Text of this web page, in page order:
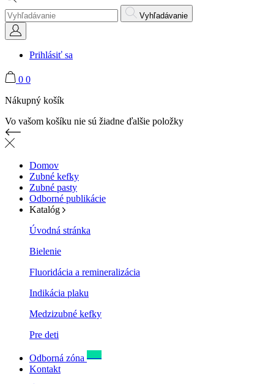
Vyhľadávanie
Prihlásiť sa
0 0
Nákupný košík
Vo vašom košíku nie sú žiadne ďalšie položky
Domov
Zubné kefky
Zubné pasty
Odborné publikácie
Katalóg
Úvodná stránka
Bielenie
Fluoridácia a remineralizácia
Indikácia plaku
Medzizubné kefky
Pre deti
Odborná zóna
Kontakt